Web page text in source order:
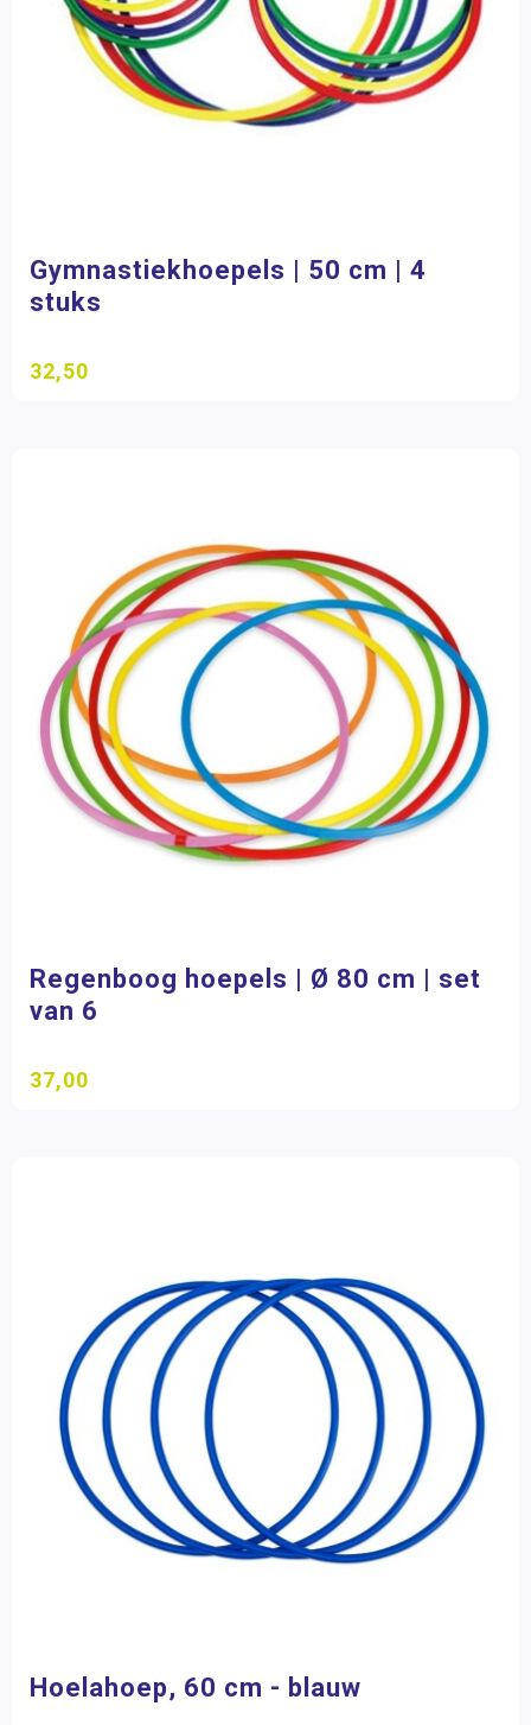
Gymnastiekhoepels | 50 cm | 4
stuks
32,50
Regenboog hoepels | Ø 80 cm | set
van 6
37,00
Hoelahoep, 60 cm - blauw